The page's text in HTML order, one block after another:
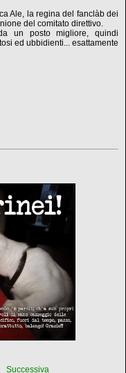
Ale, la regina del fanclàb dei
del comitato direttivo.
un posto migliore, quindi
ed ubbidienti... esattamente
Successiva